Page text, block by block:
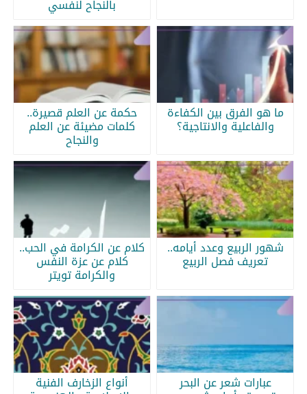
بالنجاح لنفسي
ما هو الفرق بين الكفاءة
والفاعلية والانتاجية؟
حكمة عن العلم قصيرة..
كلمات مضيئة عن العلم
والنجاح
شهور الربيع وعدد أيامه..
تعريف فصل الربيع
كلام عن الكرامة في الحب..
كلام عن عزة النفس
والكرامة تويتر
عبارات شعر عن البحر أنواع الزخارف الفنية